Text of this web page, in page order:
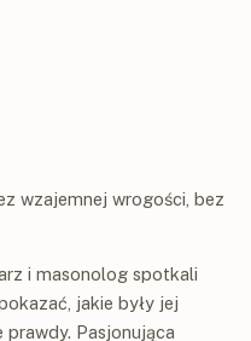
wzajemnej wrogości, bez
i masonolog spotkali
jakie były jej
Pasjonująca